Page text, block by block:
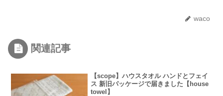
waco
関連記事
【scope】ハウスタオル ハンドとフェイ
ス 新旧パッケージで届きました【house
towel】